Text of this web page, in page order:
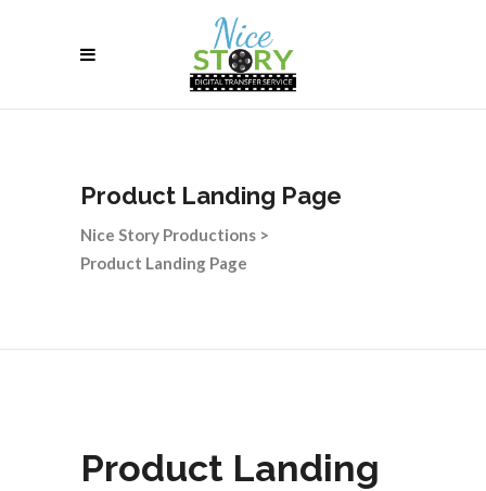
Product Landing Page
Nice Story Productions >
Product Landing Page
Product Landing